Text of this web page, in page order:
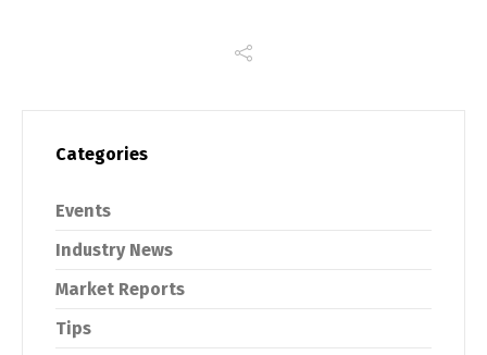
Categories
Events
Industry News
Market Reports
Tips
Switch The Language